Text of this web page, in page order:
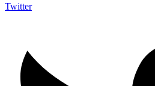
Twitter